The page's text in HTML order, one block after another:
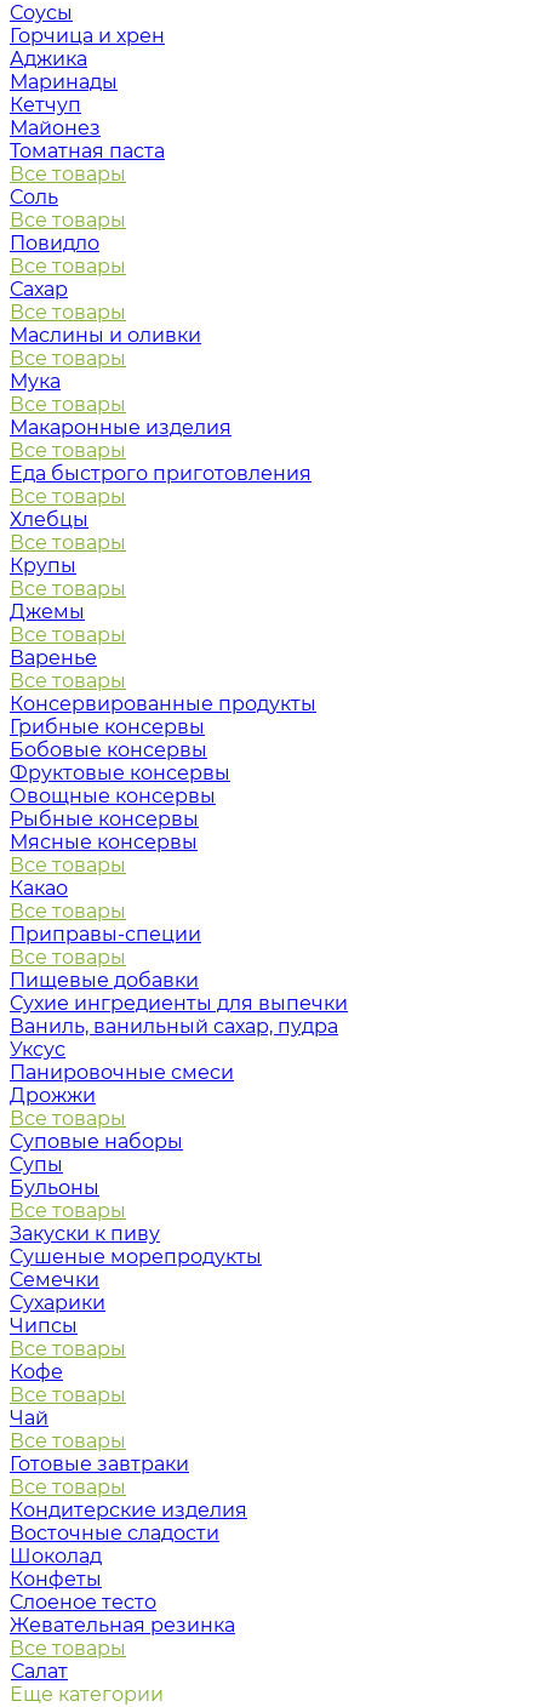
Соусы
Горчица и хрен
Аджика
Маринады
Кетчуп
Майонез
Томатная паста
Все товары
Соль
Все товары
Повидло
Все товары
Сахар
Все товары
Маслины и оливки
Все товары
Мука
Все товары
Макаронные изделия
Все товары
Еда быстрого приготовления
Все товары
Хлебцы
Все товары
Крупы
Все товары
Джемы
Все товары
Варенье
Все товары
Консервированные продукты
Грибные консервы
Бобовые консервы
Фруктовые консервы
Овощные консервы
Рыбные консервы
Мясные консервы
Все товары
Какао
Все товары
Приправы-специи
Все товары
Пищевые добавки
Сухие ингредиенты для выпечки
Ваниль, ванильный сахар, пудра
Уксус
Панировочные смеси
Дрожжи
Все товары
Суповые наборы
Супы
Бульоны
Все товары
Закуски к пиву
Сушеные морепродукты
Семечки
Сухарики
Чипсы
Все товары
Кофе
Все товары
Чай
Все товары
Готовые завтраки
Все товары
Кондитерские изделия
Восточные сладости
Шоколад
Конфеты
Слоеное тесто
Жевательная резинка
Все товары
Салат
Еще категории